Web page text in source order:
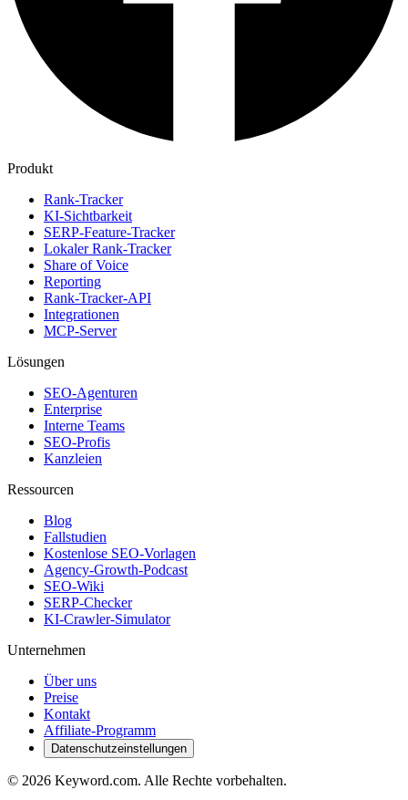
Produkt
Rank-Tracker
KI-Sichtbarkeit
SERP-Feature-Tracker
Lokaler Rank-Tracker
Share of Voice
Reporting
Rank-Tracker-API
Integrationen
MCP-Server
Lösungen
SEO-Agenturen
Enterprise
Interne Teams
SEO-Profis
Kanzleien
Ressourcen
Blog
Fallstudien
Kostenlose SEO-Vorlagen
Agency-Growth-Podcast
SEO-Wiki
SERP-Checker
KI-Crawler-Simulator
Unternehmen
Über uns
Preise
Kontakt
Affiliate-Programm
Datenschutzeinstellungen
© 2026 Keyword.com. Alle Rechte vorbehalten.